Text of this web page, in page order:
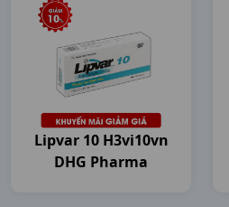
Lipvar 10 H3vi10vn
DHG Pharma